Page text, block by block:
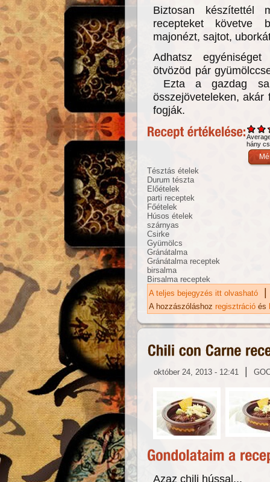
Biztosan készítettél
recepteket követve
majonézt, sajtot,
Adhatsz
ötvözöd pár
Ezta a gazdag
összejöveteleken, akár
fogják.
hány
Tésztás ételek
Durum tészta
Előételek
parti receptek
Főételek
Húsos ételek
szárnyas
Csirke
Gyümölcs
Gránátalma
Gránátalma receptek
birsalma
Birsalma receptek
A teljes bejegyzés itt olvasható
|
A hozzászóláshoz regisztráció és
október 24, 2013 - 12:41 |
Azaz chili hússal...